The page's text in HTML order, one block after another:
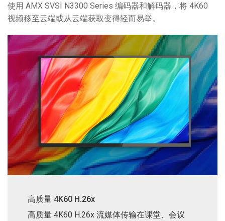
使用 AMX SVSI N3300 Series 编码器和解码器，将 4K60
视频移至云端或从云端获取变得轻而易举。
高质量 4K60 H.26x
高质量 4K60 H.26x 流媒体传输在课堂、会议